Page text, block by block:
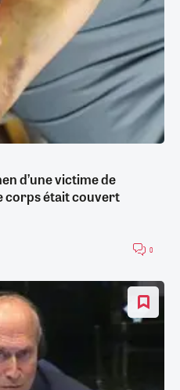
d’une victime de
corps était couvert
0